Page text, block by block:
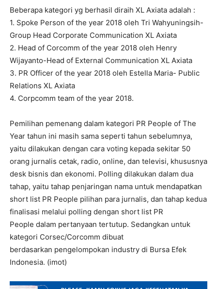
Beberapa kategori yg berhasil diraih XL Axiata adalah :
1. Spoke Person of the year 2018 oleh Tri Wahyuningsih-
Group Head Corporate Communication XL Axiata
2. Head of Corcomm of the year 2018 oleh Henry
Wijayanto-Head of External Communication XL Axiata
3. PR Officer of the year 2018 oleh Estella Maria- Public
Relations XL Axiata
4. Corpcomm team of the year 2018.
Pemilihan pemenang dalam kategori PR People of The
Year tahun ini masih sama seperti tahun sebelumnya,
yaitu dilakukan dengan cara voting kepada sekitar 50
orang jurnalis cetak, radio, online, dan televisi, khususnya
desk bisnis dan ekonomi. Polling dilakukan dalam dua
tahap, yaitu tahap penjaringan nama untuk mendapatkan
short list PR People pilihan para jurnalis, dan tahap kedua
finalisasi melalui polling dengan short list PR
People dalam pertanyaan tertutup. Sedangkan untuk
kategori Corsec/Corcomm dibuat
berdasarkan pengelompokan industry di Bursa Efek
Indonesia. (imot)